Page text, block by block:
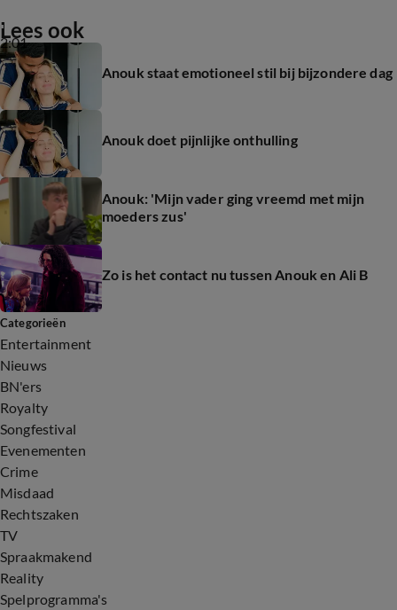
2:01
Lees ook
Anouk staat emotioneel stil bij bijzondere dag
Anouk doet pijnlijke onthulling
Anouk: 'Mijn vader ging vreemd met mijn
moeders zus'
Zo is het contact nu tussen Anouk en Ali B
Categorieën
Entertainment
Nieuws
BN'ers
Royalty
Songfestival
Evenementen
Crime
Misdaad
Rechtszaken
TV
Spraakmakend
Reality
Spelprogramma's